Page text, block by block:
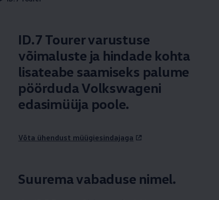
ID.7 Tourer varustuse
võimaluste ja hindade kohta
lisateabe saamiseks palume
pöörduda Volkswageni
edasimüüja poole.
Võta ühendust müügiesindajaga
Suurema vabaduse nimel.